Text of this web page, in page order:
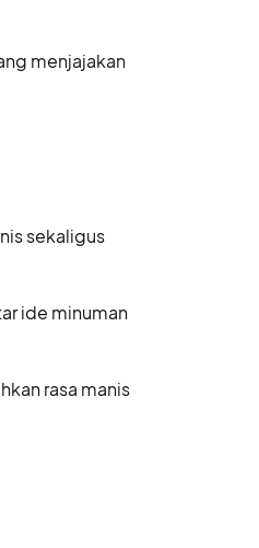
menjajakan
sekaligus
ide minuman
rasa manis